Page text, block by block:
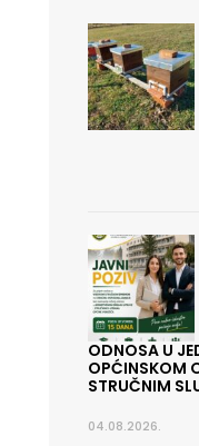
ODNOSA U
OPĆINSKOM
STRUČNIM
04.08.2026.